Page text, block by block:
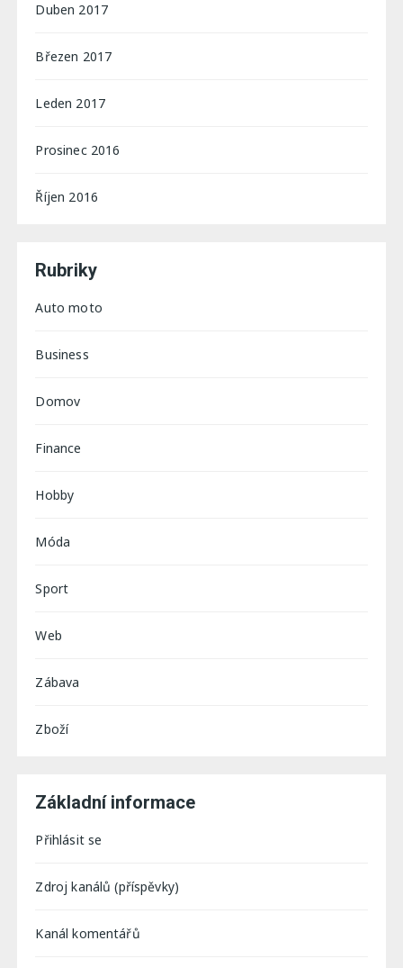
Duben 2017
Březen 2017
Leden 2017
Prosinec 2016
Říjen 2016
Rubriky
Auto moto
Business
Domov
Finance
Hobby
Móda
Sport
Web
Zábava
Zboží
Základní informace
Přihlásit se
Zdroj kanálů (příspěvky)
Kanál komentářů